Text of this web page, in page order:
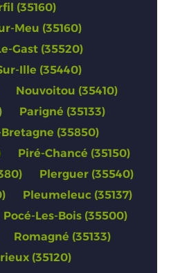
(35160)
Meu (35160)
Gast (35520)
Ille (35440)
Nouvoitou (35410)
Parigné (35133)
(35850)
Piré-Chancé (35150)
Plerguer (35540)
Pleumeleuc (35137)
Pocé-Les-Bois (35500)
Romagné (35133)
(35120)